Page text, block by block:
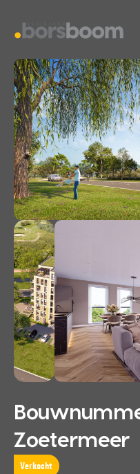
Zoetermeer
Verkocht